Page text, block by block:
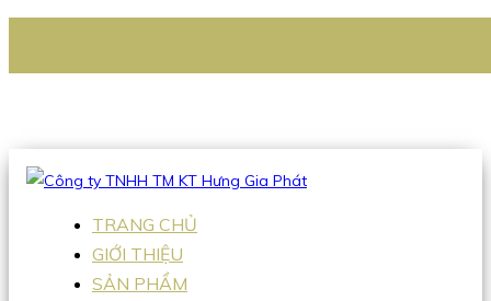
Hotline:0938 336 079
TRANG CHỦ
GIỚI THIỆU
SẢN PHẨM